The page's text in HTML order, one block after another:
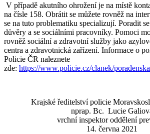
V případě akutního ohrožení je na místě
na čísle 158. Obrátit se můžete rovněž na
se na tuto problematiku specializují. Poradit
důvěry a se sociálními pracovníky. Pomoci
rovněž sociální a zdravotní služby jako
centra a zdravotnická zařízení. Informace o
Policie ČR naleznete
zde: https://www.policie.cz/clanek/
Krajské ředitelství policie
nprap. Bc. Lucie
vrchní inspektor oddělení
14. června 2021